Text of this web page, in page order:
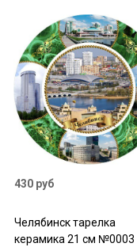
430 руб
Челябинск тарелка
керамика 21 см №0003